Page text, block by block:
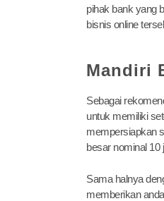
pihak bank yang
bisnis online
Mandiri
Sebagai
untuk memiliki
mempersiapkan
besar nominal 10
Sama halnya
memberikan